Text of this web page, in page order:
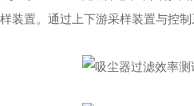
装置。通过上下游采样装置与控